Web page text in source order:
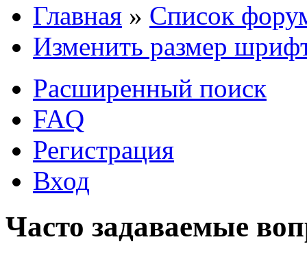
Главная » Список
Изменить размер
Расширенный поиск
FAQ
Регистрация
Вход
Часто задаваемые